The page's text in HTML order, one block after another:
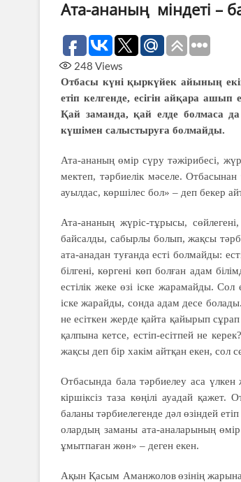
Ата-ананың міндеті –
248 Views
Отбасы күні қыркүйек айының
етіп келгенде, есігін айқара ашып
Қай заманда, қай елде болмаса
күшімен салыстыруға болмайды.
Ата-ананың өмір сүру тәжірибесі,
мектеп, тәрбиелік мәселе.
ауылдас, көршілес бол» – деп бекер
Ата-ананың жүріс-тұрысы,
байсалды, сабырлы болып, жақсы
ата-анадан туғанда есті болмайды:
білгені, көргені көп болған адам
естілік жеке өзі іске жарамайды. Сол
іске жарайды, сонда адам десе
не есіткен жерде қайта қайырып
қалпына кетсе, естіп-есітпей не
жақсы деп бір хакім айтқан екен, сол
Отбасында бала тәрбиелеу аса үлкен
кіршіксіз таза көңілі ауадай
баланы тәрбиелегенде дәл өзіндей
олардың заманы ата-аналарының
ұмытпаған жөн» – деген екен.
Ақын Қасым Аманжолов өзінің